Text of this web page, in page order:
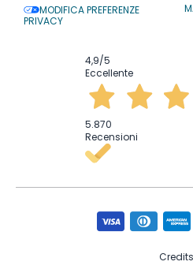
MODIFICA PREFERENZE
PRIVACY
4,9/5
Eccellente
5.870
Recensioni
Credits